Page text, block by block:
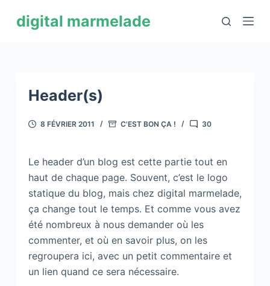
digital marmelade
Header(s)
8 FÉVRIER 2011 C'EST BON ÇA ! 30
Le header d’un blog est cette partie tout en
haut de chaque page. Souvent, c’est le logo
statique du blog, mais chez digital marmelade,
ça change tout le temps. Et comme vous avez
été nombreux à nous demander où les
commenter, et où en savoir plus, on les
regroupera ici, avec un petit commentaire et
un lien quand ce sera nécessaire.